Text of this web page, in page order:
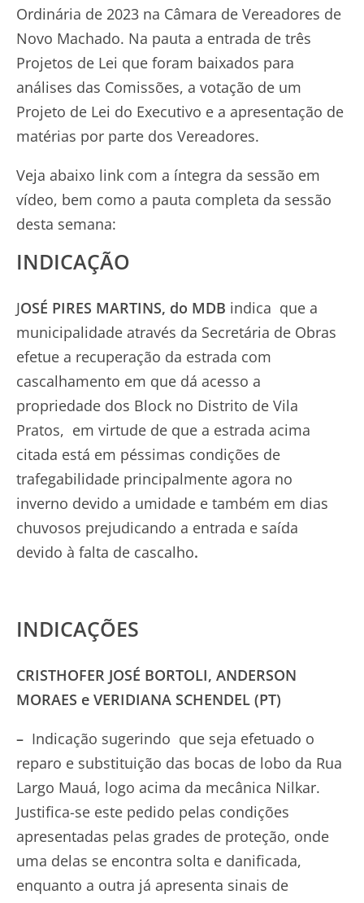
Ordinária de 2023 na Câmara de Vereadores de
Novo Machado. Na pauta a entrada de três
Projetos de Lei que foram baixados para
análises das Comissões, a votação de um
Projeto de Lei do Executivo e a apresentação de
matérias por parte dos Vereadores.
Veja abaixo link com a íntegra da sessão em
vídeo, bem como a pauta completa da sessão
desta semana:
INDICAÇÃO
JOSÉ PIRES MARTINS, do MDB indica que a
municipalidade através da Secretária de Obras
efetue a recuperação da estrada com
cascalhamento em que dá acesso a
propriedade dos Block no Distrito de Vila
Pratos, em virtude de que a estrada acima
citada está em péssimas condições de
trafegabilidade principalmente agora no
inverno devido a umidade e também em dias
chuvosos prejudicando a entrada e saída
devido à falta de cascalho.
INDICAÇÕES
CRISTHOFER JOSÉ BORTOLI, ANDERSON
MORAES e VERIDIANA SCHENDEL (PT)
– Indicação sugerindo que seja efetuado o
reparo e substituição das bocas de lobo da Rua
Largo Mauá, logo acima da mecânica Nilkar.
Justifica-se este pedido pelas condições
apresentadas pelas grades de proteção, onde
uma delas se encontra solta e danificada,
enquanto a outra já apresenta sinais de